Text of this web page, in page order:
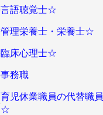
言語聴覚士☆
管理栄養士・栄養士☆
臨床心理士☆
事務職
育児休業職員の代替職員
☆